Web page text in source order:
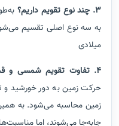
3. چند نوع تقویم داریم؟
به سه نوع اصلی تقسیم
میلادی
4. تفاوت تقویم شمسی و قمری چیست؟
حرکت زمین به دور خورشید
زمین محاسبه می‌شود. به
جابه‌جا می‌شوند، اما